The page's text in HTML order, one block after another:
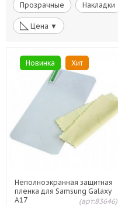
Прозрачные Накладки
◺ Цена ▼
Новинка Хит
Неполноэкранная защитная
пленка для Samsung Galaxy
A17
(арт:83646)